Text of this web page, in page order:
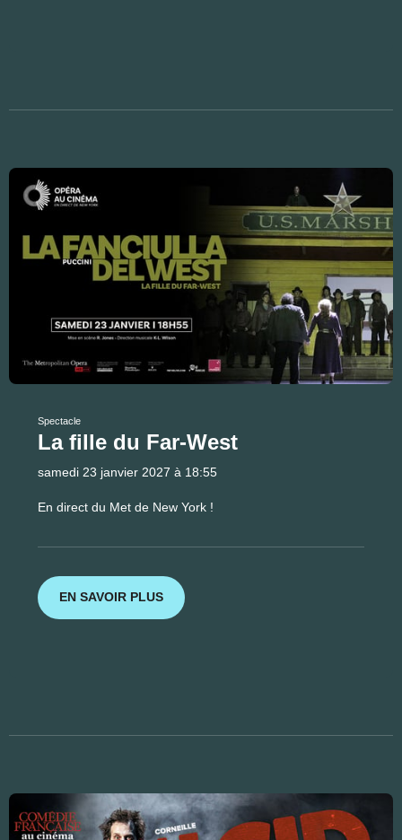
Spectacle
La fille du Far-West
samedi 23 janvier 2027 à 18:55
En direct du Met de New York !
EN SAVOIR PLUS